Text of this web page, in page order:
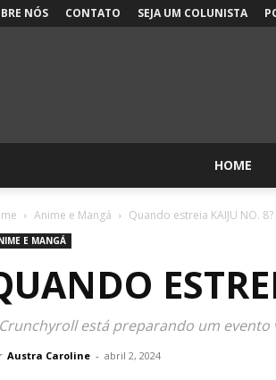
NÓS CONTATO SEJA UM COLUNISTA
HOME
Anime e Mangá Quando estreia KAIJU NO. 8?
E MANGÁ
está preparando um
Austra Caroline - abril 2, 2024